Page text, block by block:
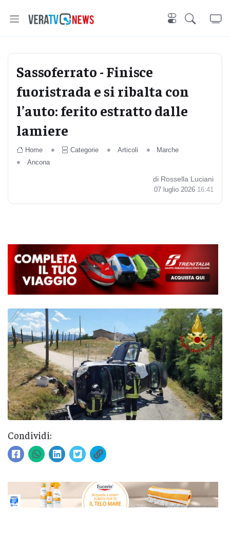
Sassoferrato - Finisce
fuoristrada e si ribalta con
l’auto: ferito estratto dalle
lamiere
Home Categorie Articoli
Marche
Ancona
di Rossella Luciani
07 luglio 2026 16:41
Condividi: